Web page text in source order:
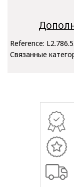
Reference:
Связанные